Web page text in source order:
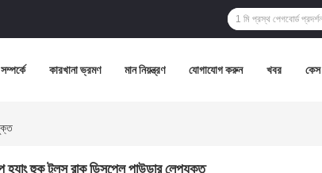
কারখানা ভ্রমণ মান নিয়ন্ত্রণ যোগাযোগ করুন খবর কেস
হ্যাং হুক টুলস রাক ডিসপ্লে পাউডার লেপযুক্ত